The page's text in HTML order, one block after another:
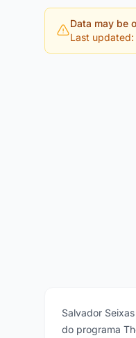
Data may be
Last
Salvador
do programa